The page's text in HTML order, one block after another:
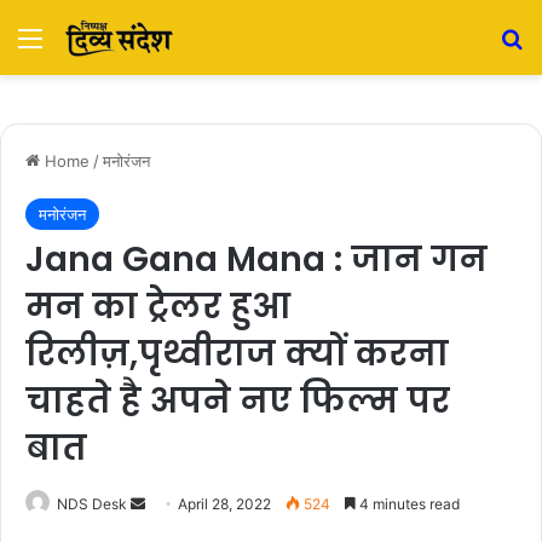
Menu
Home /मनोरंजन
मनोरंजन
Jana Gana Mana : जान गन
मन का ट्रेलर हुआ
रिलीज़,पृथ्वीराज क्यों करना
चाहते है अपने नए फिल्म पर
बात
NDS Desk April 28, 2022 524 4 minutes read